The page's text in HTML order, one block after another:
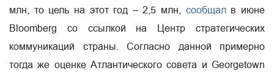
млн, то цель на этот год – 2,5 млн, сообщалв июне
Bloomberg со ссылкой на Центр стратегических
коммуникаций страны. Согласно данной примерно
тогда же оценке Атлантического совета и Georgetown